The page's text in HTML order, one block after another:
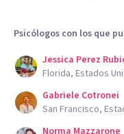
Psicólogos con los que
Jessica Perez
Florida, Estados
Gabriele Cotronei
San Francisco,
Norma Mazzarone